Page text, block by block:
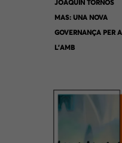
JOAQUÍN TORNOS
MAS: UNA NOVA
GOVERNANÇA PER A
L’AMB